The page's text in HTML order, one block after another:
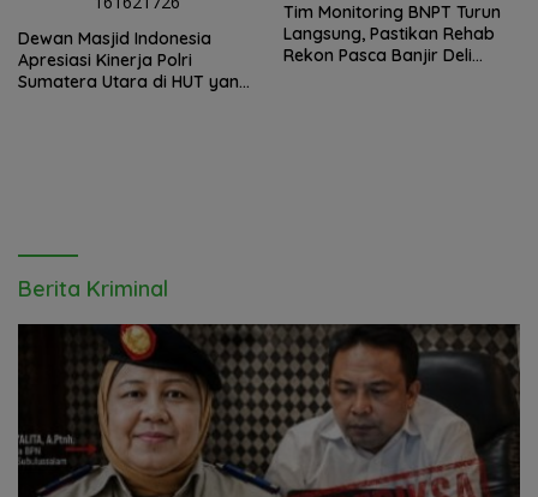
Dewan Masjid Indonesia
Apresiasi Kinerja Polri
Sumatera Utara di HUT yang
Tim Monitoring BNPT Turun
Langsung, Pastikan Rehab
Rekon Pasca Banjir Deli
Berita Kriminal